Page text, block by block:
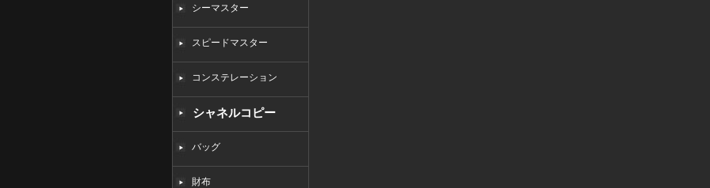
シーマスター
スピードマスター
コンステレーション
シャネルコピー
バッグ
財布